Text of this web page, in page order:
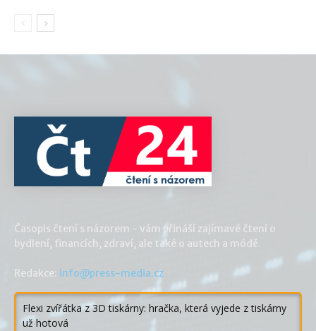
Časopis čtení s názorem - vám přináší zajímavé čtení o
bydlení, financích, zdraví, ale také o autech a módě.
Redakce: info@press-media.cz
Flexi zvířátka z 3D tiskárny: hračka, která vyjede z tiskárny
už hotová